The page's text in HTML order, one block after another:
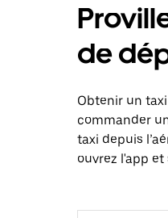
de
Obtenir un
commander
taxi depuis
ouvrez l'app